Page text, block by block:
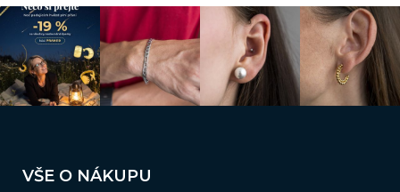
v
k
y
v
ý
p
pVŠE O NÁKUPU